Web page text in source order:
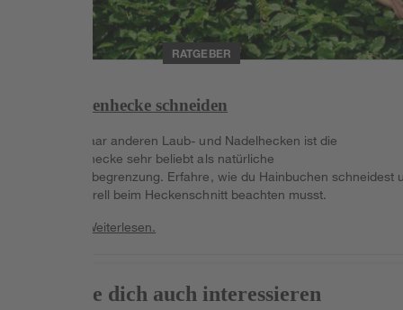
RATGEBER
Hainbuchenhecke schneiden
Neben ein paar anderen Laub- und Nadelhecken ist die
Hainbuchenhecke sehr beliebt als natürliche
Grundstücksbegrenzung. Erfahre, wie du Hainbuchen schneidest
was du generell beim Heckenschnitt beachten musst.
Weiterlesen.
Das könnte dich auch interessieren